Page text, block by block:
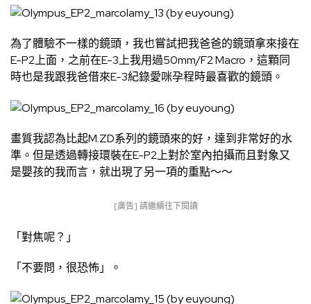
為了體驗不一樣的鏡頭，我也嘗試把我爸爸的鏡頭拿來接在
E-P2上面，之前在E-3上我用過50mm/F2 Macro，這顆同
時也是我跟我爸借來E-3紀錄愛咪孕程時最喜歡的鏡頭。
畫質我認為比起M.ZD系列的鏡頭來的好，達到非常好的水
準。但是透過轉接環裝在E-P2上對於室內拍攝而且對象又
是嬰孩的我而言，就出現了另一項的重點～～
[廣告] 請繼續往下閱讀
「對焦呢？」
「不要問，很恐怖」。